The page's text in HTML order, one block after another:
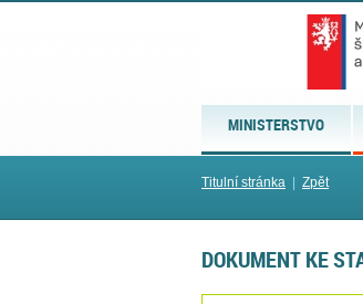
MINISTERSTVO
Titulní stránka Zpět
DOKUMENT KE